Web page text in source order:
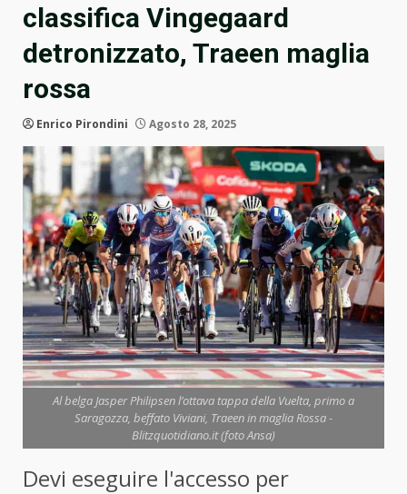
classifica Vingegaard
detronizzato, Traeen maglia
rossa
Enrico Pirondini Agosto 28, 2025
Al belga Jasper Philipsen l’ottava tappa della Vuelta, primo a
Saragozza, beffato Viviani, Traeen in maglia Rossa -
Blitzquotidiano.it (foto Ansa)
Devi eseguire l'accesso per